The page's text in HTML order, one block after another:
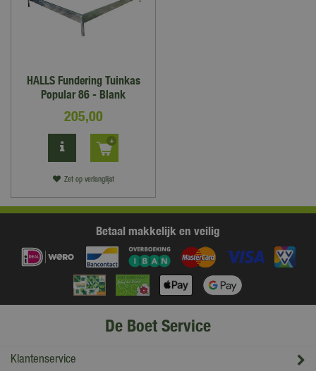
HALLS Fundering Tuinkas
Popular 86 - Blank
205,00
Zet op verlanglijst
Betaal makkelijk en veilig
De Boet Service
Klantenservice